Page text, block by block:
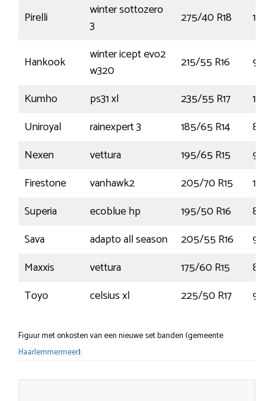
Pirelli
winter sottozero
3
275/40 R18 103V
Hankook
winter icept evo2
w320
215/55 R16
97V
Kumho
ps31 xl 235/55 R17
Uniroyal
rainexpert 3 185/65 R14
86H
Nexen
vettura 195/65 R15
91H
Firestone
vanhawk2 205/70 R15
106R
Superia
ecoblue hp 195/50 R16
84V
Sava
adapto all season 205/55 R16
91H
Maxxis
vettura 175/60 R15
81H
Toyo
celsius xl 225/50 R17 98V
Figuur met onkosten van een nieuwe set banden (gemeente
Haarlemmermeer).